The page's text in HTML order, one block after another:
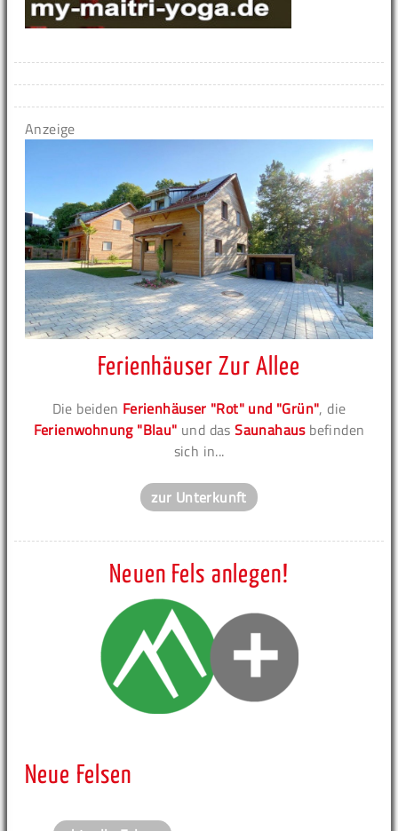
Anzeige
Ferienhäuser Zur Allee
Die beiden Ferienhäuser "Rot" und "Grün", die
Ferienwohnung "Blau" und dasSaunahausbefinden
sich in...
zur Unterkunft
Neuen Fels anlegen!
Neue Felsen